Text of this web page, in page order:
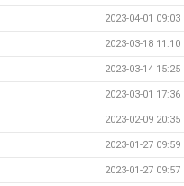
2023-04-01 09:03
2023-03-18 11:10
2023-03-14 15:25
2023-03-01 17:36
2023-02-09 20:35
2023-01-27 09:59
2023-01-27 09:57